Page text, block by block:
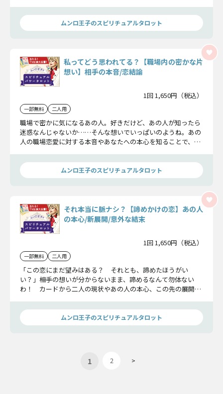
ムンロ王子のスピリチュアルタロット
私ってどう思われてる？【職場内の密かな片
想い】相手の本音/恋結論
1回 1,650円（税込）
一部無料 二人用
職場で密かに気になるあの人。好きだけど、あの人が知ったら
迷惑なんじゃないか……そんな想いでいっぱいのようね。あの
人の職場恋愛に対する本音やあなたへの本心を知ることで、こ
う。
ムンロ王子のスピリチュアルタロット
それ本当に脈ナシ？【諦めかけの恋】あの人
の本心/新展開/意外な結末
1回 1,650円（税込）
一部無料 二人用
「この恋にまだ望みはある？ それとも、諦めたほうがい
い？」――相手の想いが分からないまま、諦めるなんて勿体ない
わ！ カードから二人の現状やあの人の本心、この先の展開ま
か……ハッキリとお伝えします。
ムンロ王子のスピリチュアルタロット
1 2 >